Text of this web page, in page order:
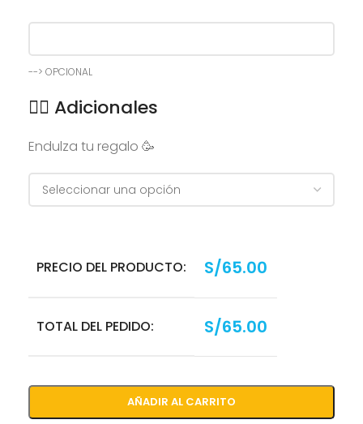
--> OPCIONAL
👉🏻 Adicionales
Endulza tu regalo 🥳
PRECIO DEL PRODUCTO: S/65.00
TOTAL DEL PEDIDO: S/65.00
AÑADIR AL CARRITO